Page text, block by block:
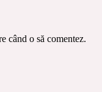
când o să comentez.